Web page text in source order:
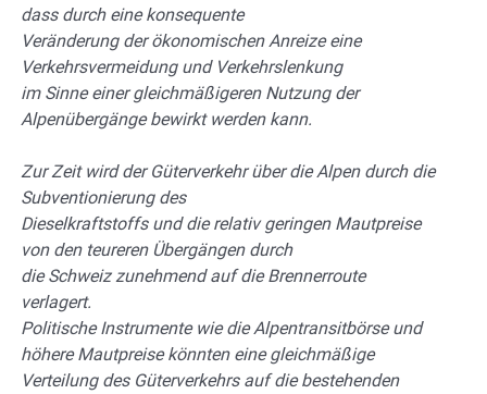
dass durch eine konsequente
Veränderung der ökonomischen Anreize eine
Verkehrsvermeidung und Verkehrslenkung
im Sinne einer gleichmäßigeren Nutzung der
Alpenübergänge bewirkt werden kann.
Zur Zeit wird der Güterverkehr über die Alpen durch die
Subventionierung des
Dieselkraftstoffs und die relativ geringen Mautpreise
von den teureren Übergängen durch
die Schweiz zunehmend auf die Brennerroute
verlagert.
Politische Instrumente wie dieAlpentransitbörse und
höhere Mautpreise könnten eine gleichmäßige
Verteilung des Güterverkehrs auf die bestehenden